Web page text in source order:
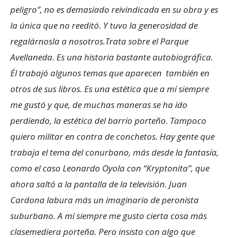
peligro”, no es demasiado reivindicada en su obra y es
la única que no reeditó. Y tuvo la generosidad de
regalárnosla a nosotros.Trata sobre el Parque
Avellaneda. Es una historia bastante autobiográfica.
Él trabajó algunos temas que aparecen también en
otros de sus libros. Es una estética que a mí siempre
me gustó y que, de muchas maneras se ha ido
perdiendo, la estética del barrio porteño. Tampoco
quiero militar en contra de conchetos. Hay gente que
trabaja el tema del conurbano, más desde la fantasía,
como el caso Leonardo Oyola con “Kryptonita”, que
ahora saltó a la pantalla de la televisión. Juan
Cardona labura más un imaginario de peronista
suburbano. A mí siempre me gusto cierta cosa más
clasemediera porteña. Pero insisto con algo que